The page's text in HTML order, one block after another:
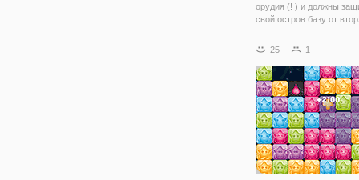
орудия (! ) и должны
свой остров базу от
самолеты, щелкнув или
самолеты устарели и
каких-либо орудий
25 1